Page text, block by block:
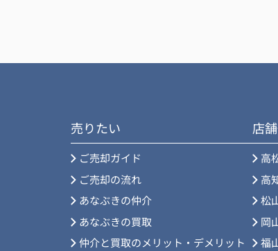
売りたい
ご売却ガイド
ご売却の流れ
あなぶきの仲介
あなぶきの買取
仲介と買取のメリット・デメリット
店
高
高
松
岡
福